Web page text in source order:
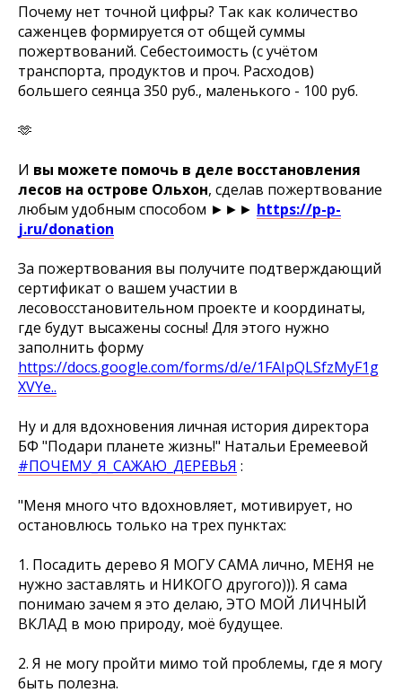
Почему нет точной цифры? Так как количество
саженцев формируется от общей суммы
пожертвований. Себестоимость (с учётом
транспорта, продуктов и проч. Расходов)
большего сеянца 350 руб., маленького - 100 руб.
🫶
И вы можете помочь в деле восстановления
лесов на острове Ольхон, сделав пожертвование
любым удобным способом ►►► https://p-p-
j.ru/donation
За пожертвования вы получите подтверждающий
сертификат о вашем участии в
лесовосстановительном проекте и координаты,
где будут высажены сосны! Для этого нужно
заполнить форму
https://docs.google.com/forms/d/e/1FAIpQLSfzMyF1g
XVYe..
Ну и для вдохновения личная история директора
БФ "Подари планете жизнь!" Натальи Еремеевой
#ПОЧЕМУ_Я_САЖАЮ_ДЕРЕВЬЯ :
"Меня много что вдохновляет, мотивирует, но
остановлюсь только на трех пунктах:
1. Посадить дерево Я МОГУ САМА лично, МЕНЯ не
нужно заставлять и НИКОГО другого))). Я сама
понимаю зачем я это делаю, ЭТО МОЙ ЛИЧНЫЙ
ВКЛАД в мою природу, моё будущее.
2. Я не могу пройти мимо той проблемы, где я могу
быть полезна.